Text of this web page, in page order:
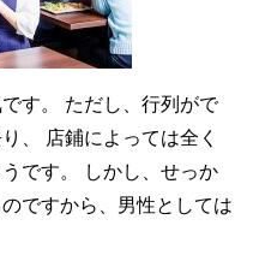
す。 ただし、行列がで
、 店鋪によっては全く
です。 しかし、せっか
ですから、男性としては